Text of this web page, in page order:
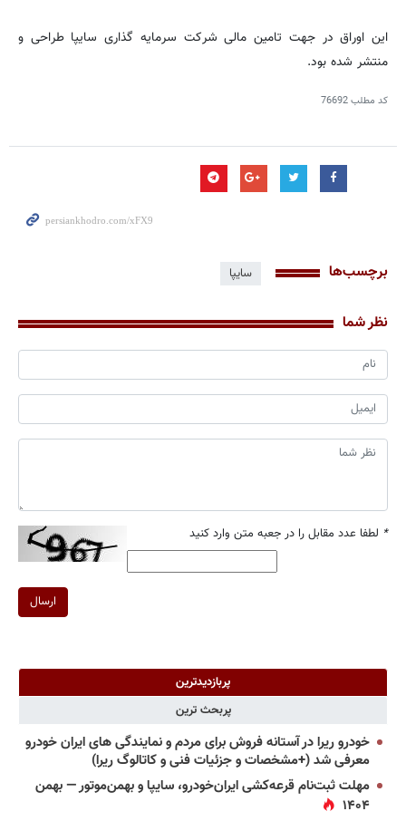
این اوراق در جهت تامین مالی شركت سرمایه گذاری سایپا طراحی و
منتشر شده بود.
کد مطلب76692
برچسب‌ها سایپا
نظر شما
* لطفا عدد مقابل را در جعبه متن وارد کنید
ارسال
پربازدیدترین
پربحث ترین
خودرو ریرا در آستانه فروش برای مردم و نمایندگی های ایران خودرو
معرفی شد (+مشخصات و جزئیات فنی و کاتالوگ ریرا)
مهلت ثبت‌نام قرعه‌کشی ایران‌خودرو، سایپا و بهمن‌موتور — بهمن
۱۴۰۴